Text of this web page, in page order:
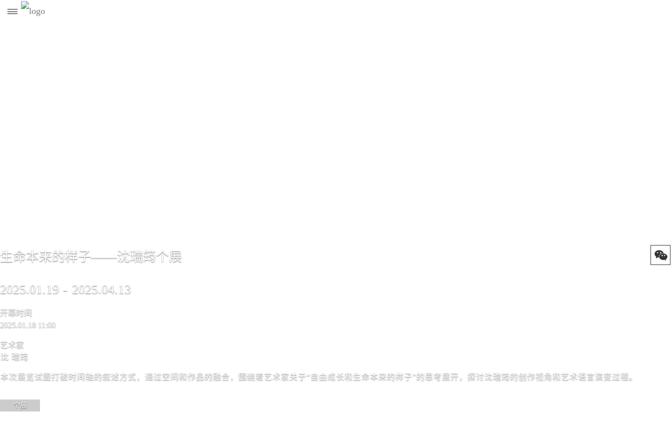
生命本来的样子——沈瑞筠个展
2025.01.19 - 2025.04.13
开幕时间
2025.01.18 11:00
艺术家
沈 瑞筠
本次展览试图打破时间轴的叙述方式，通过空间和作品的融合，围绕着艺术家关于“自由成长和生命本来的样子”的思考展开，探讨沈瑞筠的创作视角和艺术语言演变过程。
个展